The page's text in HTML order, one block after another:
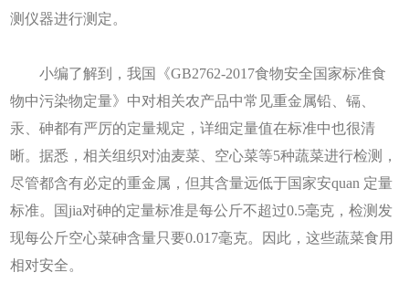
测仪器进行测定。
小编了解到，我国《GB2762-2017食物安全国家标准食
物中污染物定量》中对相关农产品中常见重金属铅、镉、
汞、砷都有严厉的定量规定，详细定量值在标准中也很清
晰。据悉，相关组织对油麦菜、空心菜等5种蔬菜进行检测，
尽管都含有必定的重金属，但其含量远低于国家安quan 定量
标准。国jia对砷的定量标准是每公斤不超过0.5毫克，检测发
现每公斤空心菜砷含量只要0.017毫克。因此，这些蔬菜食用
相对安全。